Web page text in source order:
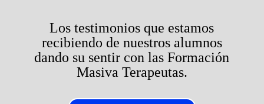
Los testimonios que estamos
recibiendo de nuestros alumnos
dando su sentir con las Formación
Masiva Terapeutas.